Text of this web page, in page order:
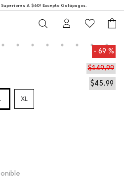
Superiores A $60! Excepto Galápagos.
69 %
$149,99
$45,99
XL